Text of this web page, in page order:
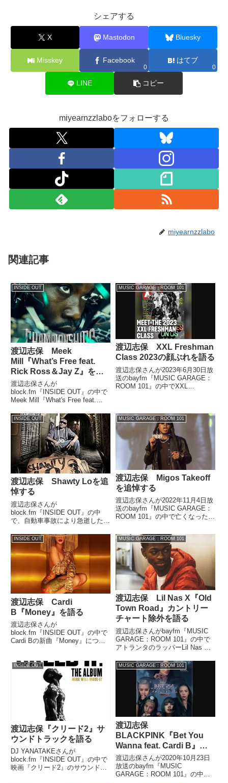
シェアする
X Mastodon Bluesky
Misskey Facebook
0
はてブ
0
LINE コピー
miyearnzzlaboをフォローする
miyearnzzlabo
関連記事
INSIDE OUT
渡辺志保 Meek
Mill『What’s Free feat.
Rick Ross＆Jay Z』を語
る
渡辺志保さんが
block.fm『INSIDE OUT』の中で
Meek Mill『What's Free feat.
いました。
MUSIC GARAGE：ROOM 101
渡辺志保 XXL Freshman
Class 2023の顔ぶれを語る
渡辺志保さんが2023年6月30日放
送のbayfm『MUSIC GARAGE：
ROOM 101』の中でXXL
INSIDE OUT
渡辺志保 Shawty Loを追
悼する
渡辺志保さんが
block.fm『INSIDE OUT』の中
で、自動車事故により急逝したア
を追悼していました。（渡辺志
保）そんな感じで、新潟でのほほ
んと過ごしておりました、なん
と、レジェンダリーなラッパー...
MUSIC GARAGE：ROOM 101
渡辺志保 Migos Takeoff
を追悼する
渡辺志保さんが2022年11月4日放
送のbayfm『MUSIC GARAGE：
ROOM 101』の中で亡くなった
た。
INSIDE OUT
渡辺志保 Cardi
B『Money』を語る
渡辺志保さんが
block.fm『INSIDE OUT』の中で
Cardi Bの新曲『Money』につい
MUSIC GARAGE：ROOM 101
渡辺志保 Lil Nas X『Old
Town Road』カントリー
チャート除外を語る
渡辺志保さんがbayfm『MUSIC
GARAGE：ROOM 101』の中で
アトランタのラッパーLil Nas X
ドのカントリーチャートから除外
された件について話していまし
た。Lil Nas X s...
INSIDE OUT
渡辺志保『クリード2』サ
ウンドトラックを語る
DJ YANATAKEさんが
block.fm『INSIDE OUT』の中で
映画『クリード2』のサウンドト
MUSIC GARAGE：ROOM 101
渡辺志保
BLACKPINK『Bet You
Wanna feat. Cardi B』を
語る
渡辺志保さんが2020年10月23日
放送のbayfm『MUSIC
GARAGE：ROOM 101』の中で